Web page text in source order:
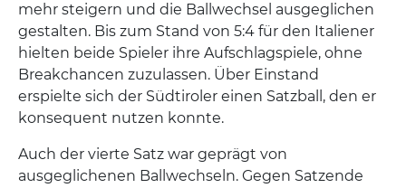
mehr steigern und die Ballwechsel ausgeglichen
gestalten. Bis zum Stand von 5:4 für den Italiener
hielten beide Spieler ihre Aufschlagspiele, ohne
Breakchancen zuzulassen. Über Einstand
erspielte sich der Südtiroler einen Satzball, den er
konsequent nutzen konnte.
Auch der vierte Satz war geprägt von
ausgeglichenen Ballwechseln. Gegen Satzende